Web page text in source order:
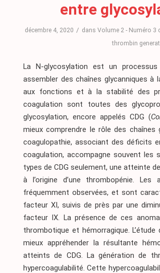
entre
décembre 4, 2020 / dans Volume 2 - Numéro 3
thrombin
La N-glycosylation est un
assembler des chaînes glycanniques
aux fonctions et à la stabilité des
coagulation sont toutes des
glycosylation, encore appelés CDG (
mieux comprendre le rôle des chaînes
coagulopathie, associant des déficits
coagulation, accompagne souvent les
types de CDG seulement, une atteinte
à l’origine d’une thrombopénie.
fréquemment observées, et sont
facteur XI, suivis de près par une
facteur IX. La présence de ces
thrombotique et hémorragique.
mieux appréhender la résultante
atteints de CDG. La génération de
hypercoagulabilité. Cette